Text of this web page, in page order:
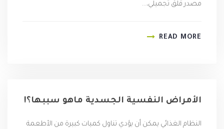
مصدر قلق تجميلي،...
READ MORE
الأمراض النفسية الجسدية ماهو سببها؟!
النظام الغذائي ‎يمكن أن يؤدي تناول كميات كبيرة من الأطعمة